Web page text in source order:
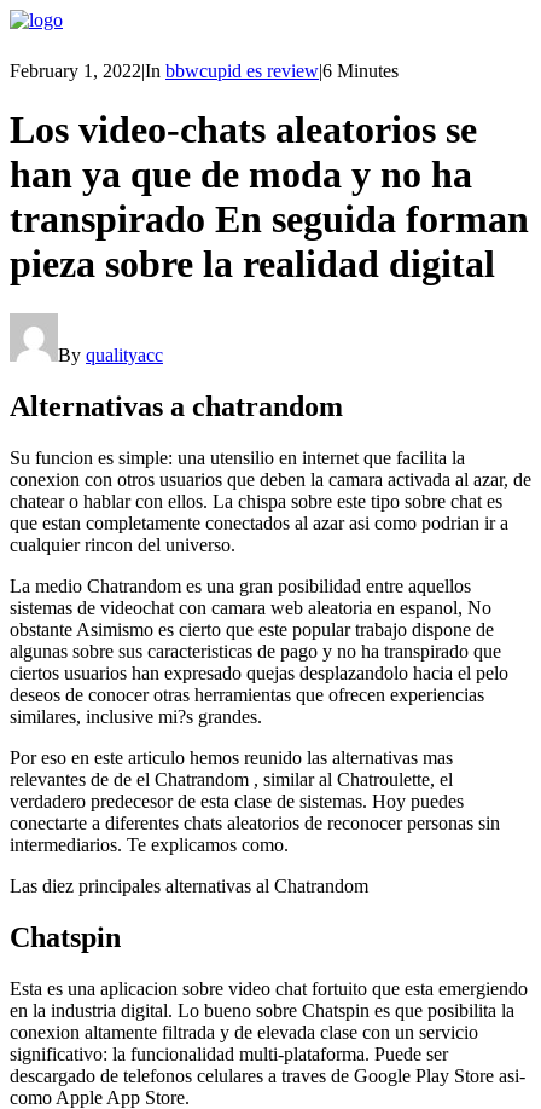
February 1, 2022|In bbwcupid es review|6 Minutes
Los video-chats aleatorios se
han ya que de moda y no ha
transpirado En seguida forman
pieza sobre la realidad digital
By qualityacc
Alternativas a chatrandom
Su funcion es simple: una utensilio en internet que facilita la
conexion con otros usuarios que deben la camara activada al azar, de
chatear o hablar con ellos. La chispa sobre este tipo sobre chat es
que estan completamente conectados al azar asi­ como podri­an ir a
cualquier rincon del universo.
La medio Chatrandom es una gran posibilidad entre aquellos
sistemas de videochat con camara web aleatoria en espanol, No
obstante Asimismo es cierto que este popular trabajo dispone de
algunas sobre sus caracteristicas de pago y no ha transpirado que
ciertos usuarios han expresado quejas desplazandolo hacia el pelo
deseos de conocer otras herramientas que ofrecen experiencias
similares, inclusive mi?s grandes.
Por eso en este articulo hemos reunido las alternativas mas
relevantes de de el Chatrandom , similar al Chatroulette, el
verdadero predecesor de esta clase de sistemas. Hoy puedes
conectarte a diferentes chats aleatorios de reconocer personas sin
intermediarios. Te explicamos como.
Las diez principales alternativas al Chatrandom
Chatspin
Esta es una aplicacion sobre video chat fortuito que esta emergiendo
en la industria digital. Lo bueno sobre Chatspin es que posibilita la
conexion altamente filtrada y de elevada clase con un servicio
significativo: la funcionalidad multi-plataforma. Puede ser
descargado de telefonos celulares a traves de Google Play Store asi­
como Apple App Store.